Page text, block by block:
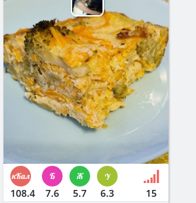
108.4 7.6 5.7 6.3 15